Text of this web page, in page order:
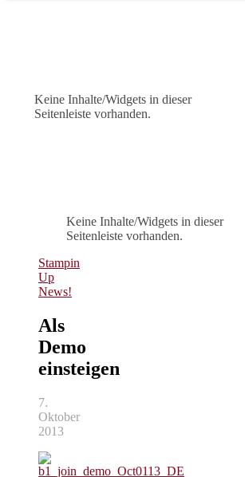
Keine Inhalte/Widgets in dieser
Seitenleiste vorhanden.
Keine Inhalte/Widgets in dieser
Seitenleiste vorhanden.
Stampin
Up
News!
Als
Demo
einsteigen
7.
Oktober
2013